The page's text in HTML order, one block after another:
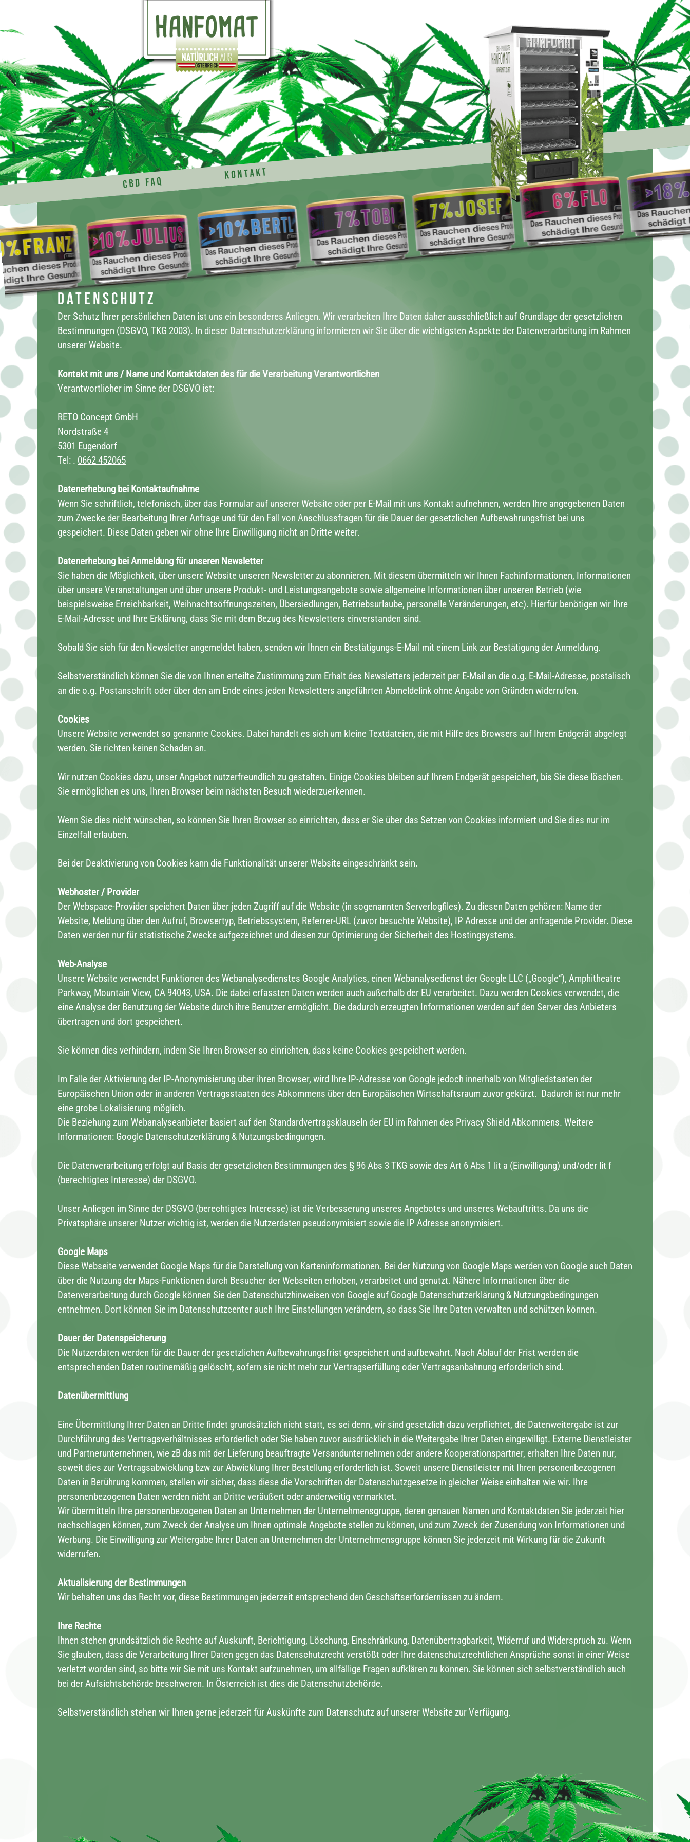
CBD FAQ
Kontakt
Datenschutz
Der Schutz Ihrer persönlichen Daten ist uns ein besonderes Anliegen. Wir verarbeiten Ihre Daten daher ausschließlich auf Grundlage der gesetzlichen
Bestimmungen (DSGVO, TKG 2003). In dieser Datenschutzerklärung informieren wir Sie über die wichtigsten Aspekte der Datenverarbeitung im Rahmen
unserer Website.
Kontakt mit uns / Name und Kontaktdaten des für die Verarbeitung Verantwortlichen
Verantwortlicher im Sinne der DSGVO ist:
RETO Concept GmbH
Nordstraße 4
5301 Eugendorf
Tel: . 0662 452065
Datenerhebung bei Kontaktaufnahme
Wenn Sie schriftlich, telefonisch, über das Formular auf unserer Website oder per E-Mail mit uns Kontakt aufnehmen, werden Ihre angegebenen Daten
zum Zwecke der Bearbeitung Ihrer Anfrage und für den Fall von Anschlussfragen für die Dauer der gesetzlichen Aufbewahrungsfrist bei uns
gespeichert. Diese Daten geben wir ohne Ihre Einwilligung nicht an Dritte weiter.
Datenerhebung bei Anmeldung für unseren Newsletter
Sie haben die Möglichkeit, über unsere Website unseren Newsletter zu abonnieren. Mit diesem übermitteln wir Ihnen Fachinformationen, Informationen
über unsere Veranstaltungen und über unsere Produkt- und Leistungsangebote sowie allgemeine Informationen über unseren Betrieb (wie
beispielsweise Erreichbarkeit, Weihnachtsöffnungszeiten, Übersiedlungen, Betriebsurlaube, personelle Veränderungen, etc). Hierfür benötigen wir Ihre
E-Mail-Adresse und Ihre Erklärung, dass Sie mit dem Bezug des Newsletters einverstanden sind.
Sobald Sie sich für den Newsletter angemeldet haben, senden wir Ihnen ein Bestätigungs-E-Mail mit einem Link zur Bestätigung der Anmeldung.
Selbstverständlich können Sie die von Ihnen erteilte Zustimmung zum Erhalt des Newsletters jederzeit per E-Mail an die o.g. E-Mail-Adresse, postalisch
an die o.g. Postanschrift oder über den am Ende eines jeden Newsletters angeführten Abmeldelink ohne Angabe von Gründen widerrufen.
Cookies
Unsere Website verwendet so genannte Cookies. Dabei handelt es sich um kleine Textdateien, die mit Hilfe des Browsers auf Ihrem Endgerät abgelegt
werden. Sie richten keinen Schaden an.
Wir nutzen Cookies dazu, unser Angebot nutzerfreundlich zu gestalten. Einige Cookies bleiben auf Ihrem Endgerät gespeichert, bis Sie diese löschen.
Sie ermöglichen es uns, Ihren Browser beim nächsten Besuch wiederzuerkennen.
Wenn Sie dies nicht wünschen, so können Sie Ihren Browser so einrichten, dass er Sie über das Setzen von Cookies informiert und Sie dies nur im
Einzelfall erlauben.
Bei der Deaktivierung von Cookies kann die Funktionalität unserer Website eingeschränkt sein.
Webhoster / Provider
Der Webspace-Provider speichert Daten über jeden Zugriff auf die Website (in sogenannten Serverlogfiles). Zu diesen Daten gehören: Name der
Website, Meldung über den Aufruf, Browsertyp, Betriebssystem, Referrer-URL (zuvor besuchte Website), IP Adresse und der anfragende Provider. Diese
Daten werden nur für statistische Zwecke aufgezeichnet und diesen zur Optimierung der Sicherheit des Hostingsystems.
Web-Analyse
Unsere Website verwendet Funktionen des Webanalysedienstes Google Analytics, einen Webanalysedienst der Google LLC („Google“), Amphitheatre
Parkway, Mountain View, CA 94043, USA. Die dabei erfassten Daten werden auch außerhalb der EU verarbeitet. Dazu werden Cookies verwendet, die
eine Analyse der Benutzung der Website durch ihre Benutzer ermöglicht. Die dadurch erzeugten Informationen werden auf den Server des Anbieters
übertragen und dort gespeichert.
Sie können dies verhindern, indem Sie Ihren Browser so einrichten, dass keine Cookies gespeichert werden.
Im Falle der Aktivierung der IP-Anonymisierung über ihren Browser, wird Ihre IP-Adresse von Google jedoch innerhalb von Mitgliedstaaten der
Europäischen Union oder in anderen Vertragsstaaten des Abkommens über den Europäischen Wirtschaftsraum zuvor gekürzt. Dadurch ist nur mehr
eine grobe Lokalisierung möglich.
Die Beziehung zum Webanalyseanbieter basiert auf den Standardvertragsklauseln der EU im Rahmen des Privacy Shield Abkommens. Weitere
Informationen: Google Datenschutzerklärung & Nutzungsbedingungen.
Die Datenverarbeitung erfolgt auf Basis der gesetzlichen Bestimmungen des § 96 Abs 3 TKG sowie des Art 6 Abs 1 lit a (Einwilligung) und/oder lit f
(berechtigtes Interesse) der DSGVO.
Unser Anliegen im Sinne der DSGVO (berechtigtes Interesse) ist die Verbesserung unseres Angebotes und unseres Webauftritts. Da uns die
Privatsphäre unserer Nutzer wichtig ist, werden die Nutzerdaten pseudonymisiert sowie die IP Adresse anonymisiert.
Google Maps
Diese Webseite verwendet Google Maps für die Darstellung von Karteninformationen. Bei der Nutzung von Google Maps werden von Google auch Daten
über die Nutzung der Maps-Funktionen durch Besucher der Webseiten erhoben, verarbeitet und genutzt. Nähere Informationen über die
Datenverarbeitung durch Google können Sie den Datenschutzhinweisen von Google auf Google Datenschutzerklärung & Nutzungsbedingungen
entnehmen. Dort können Sie im Datenschutzcenter auch Ihre Einstellungen verändern, so dass Sie Ihre Daten verwalten und schützen können.
Dauer der Datenspeicherung
Die Nutzerdaten werden für die Dauer der gesetzlichen Aufbewahrungsfrist gespeichert und aufbewahrt. Nach Ablauf der Frist werden die
entsprechenden Daten routinemäßig gelöscht, sofern sie nicht mehr zur Vertragserfüllung oder Vertragsanbahnung erforderlich sind.
Datenübermittlung
Eine Übermittlung Ihrer Daten an Dritte findet grundsätzlich nicht statt, es sei denn, wir sind gesetzlich dazu verpflichtet, die Datenweitergabe ist zur
Durchführung des Vertragsverhältnisses erforderlich oder Sie haben zuvor ausdrücklich in die Weitergabe Ihrer Daten eingewilligt. Externe Dienstleister
und Partnerunternehmen, wie zB das mit der Lieferung beauftragte Versandunternehmen oder andere Kooperationspartner, erhalten Ihre Daten nur,
soweit dies zur Vertragsabwicklung bzw zur Abwicklung Ihrer Bestellung erforderlich ist. Soweit unsere Dienstleister mit Ihren personenbezogenen
Daten in Berührung kommen, stellen wir sicher, dass diese die Vorschriften der Datenschutzgesetze in gleicher Weise einhalten wie wir. Ihre
personenbezogenen Daten werden nicht an Dritte veräußert oder anderweitig vermarktet.
Wir übermitteln Ihre personenbezogenen Daten an Unternehmen der Unternehmensgruppe, deren genauen Namen und Kontaktdaten Sie jederzeit hier
nachschlagen können, zum Zweck der Analyse um Ihnen optimale Angebote stellen zu können, und zum Zweck der Zusendung von Informationen und
Werbung. Die Einwilligung zur Weitergabe Ihrer Daten an Unternehmen der Unternehmensgruppe können Sie jederzeit mit Wirkung für die Zukunft
widerrufen.
Aktualisierung der Bestimmungen
Wir behalten uns das Recht vor, diese Bestimmungen jederzeit entsprechend den Geschäftserfordernissen zu ändern.
Ihre Rechte
Ihnen stehen grundsätzlich die Rechte auf Auskunft, Berichtigung, Löschung, Einschränkung, Datenübertragbarkeit, Widerruf und Widerspruch zu. Wenn
Sie glauben, dass die Verarbeitung Ihrer Daten gegen das Datenschutzrecht verstößt oder Ihre datenschutzrechtlichen Ansprüche sonst in einer Weise
verletzt worden sind, so bitte wir Sie mit uns Kontakt aufzunehmen, um allfällige Fragen aufklären zu können. Sie können sich selbstverständlich auch
bei der Aufsichtsbehörde beschweren. In Österreich ist dies die Datenschutzbehörde.
Selbstverständlich stehen wir Ihnen gerne jederzeit für Auskünfte zum Datenschutz auf unserer Website zur Verfügung.